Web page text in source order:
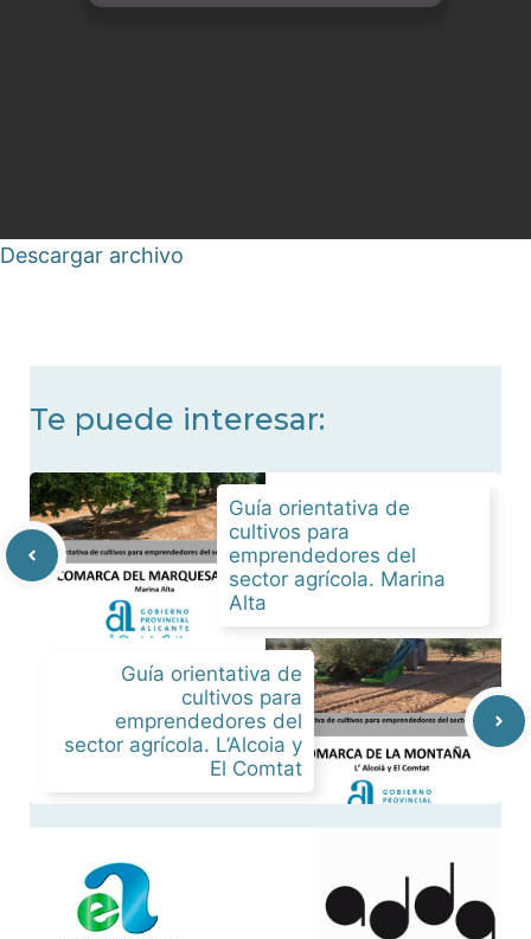
Descargar archivo
Te puede interesar:
Guía orientativa de
cultivos para
emprendedores del
sector agrícola. Marina
Alta
Guía orientativa de
cultivos para
emprendedores del
sector agrícola. L’Alcoia y
El Comtat